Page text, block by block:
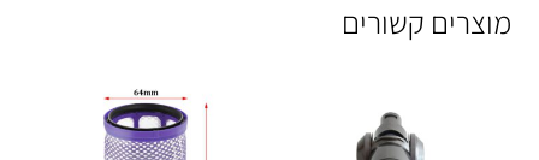
מוצרים קשורים